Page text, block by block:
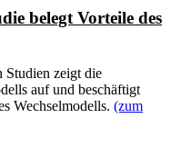
belegt Vorteile des
Studien zeigt die
auf und beschäftigt
Wechselmodells. (zum